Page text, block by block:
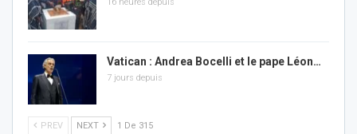
16 heures depuis
Vatican : Andrea Bocelli et le pape Léon…
7 jours depuis
PREV NEXT 1 De 315